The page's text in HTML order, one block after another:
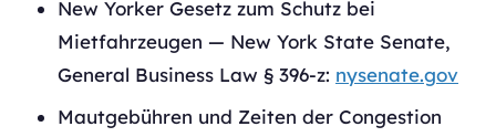
New Yorker Gesetz zum Schutz bei
Mietfahrzeugen — New York State Senate,
General Business Law § 396-z: nysenate.gov
Mautgebühren und Zeiten der Congestion